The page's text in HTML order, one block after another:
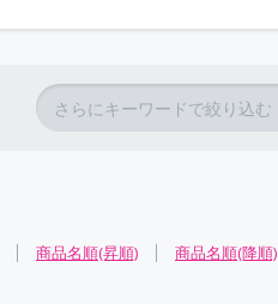
商品名順(昇順) 商品名順(降順)